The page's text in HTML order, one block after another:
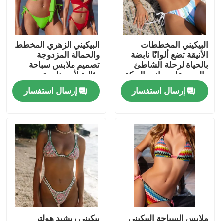
عرض الواقع الافتراضي
حول بنا
جولة في المعمل
ضبط الجودة
اتصل بنا
أخبار
جميع القضايا
البيكيني المخططات
الأنيقة تضع ألوانًا نابضة
بالحياة لرحلة الشاطئ
والمرح على جانب البركة
إرسال استفسار
البيكيني الزهري المخطط
والحمالة المزدوجة
تصميم ملابس سباحة
مثالية لأي مناسبة
إرسال استفسار
ملابس السباحة البيكيني بيكيني ريشيد هولتر